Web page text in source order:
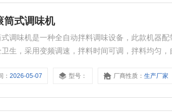
筒式调味机
调味机是一种全自动拌料调味设备，此款机器
生，采用变频调速，拌料时间可调，拌料均匀
：2026-05-07 型号： 厂商性质：生产厂家